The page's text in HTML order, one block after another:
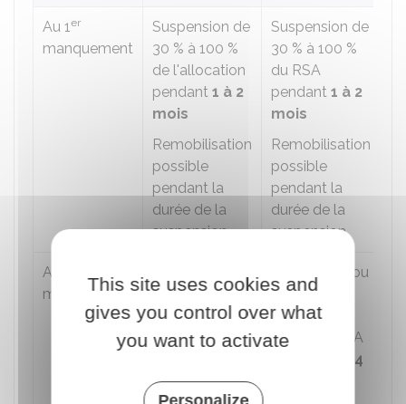
Au 1er
manquement
Suspension de
30 % à 100 %
de l'allocation
pendant 1 à 2
mois
Remobilisation
possible
pendant la
durée de la
suspension
Suspension de
30 % à 100 %
du RSA
pendant 1 à 2
mois
Remobilisation
possible
pendant la
durée de la
suspension
A partir du 2
manquement
suppression
de 30 %à
100 %de
pendant1 à 4
Suspension ou
suppression
de30 %
100 %
du RSA
1 à 4
This site uses cookies and
gives you control over what
you want to activate
Personalize